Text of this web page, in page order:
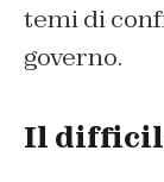
temi di
governo.
Il